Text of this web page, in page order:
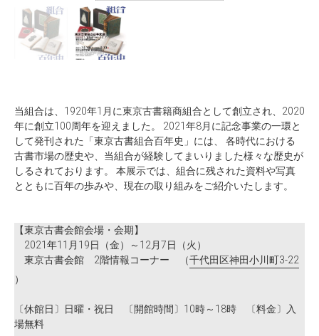
当組合は、1920年1月に東京古書籍商組合として創立され、2020
年に創立100周年を迎えました。 2021年8月に記念事業の一環と
して発刊された「東京古書組合百年史」には、 各時代における
古書市場の歴史や、当組合が経験してまいりました様々な歴史が
しるされております。 本展示では、組合に残された資料や写真
とともに百年の歩みや、現在の取り組みをご紹介いたします。
【東京古書会館会場・会期】
2021年11月19日（金）～12月7日（火）
東京古書会館 2階情報コーナー （千代田区神田小川町3-22
）
〔休館日〕日曜・祝日 〔開館時間〕10時～18時 〔料金〕入
場無料